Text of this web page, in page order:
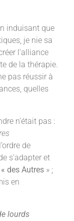
induisant que
je nie sa
l’alliance
de la thérapie.
pas réussir à
quelles
n’était pas :
de
s’adapter et
des Autres » ;
en
lourds